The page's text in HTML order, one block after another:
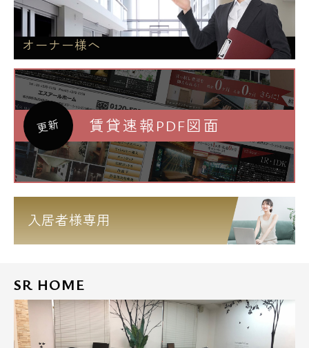
オーナー様へ
更新 賃貸速報PDF図面
入居者様専用
SR HOME